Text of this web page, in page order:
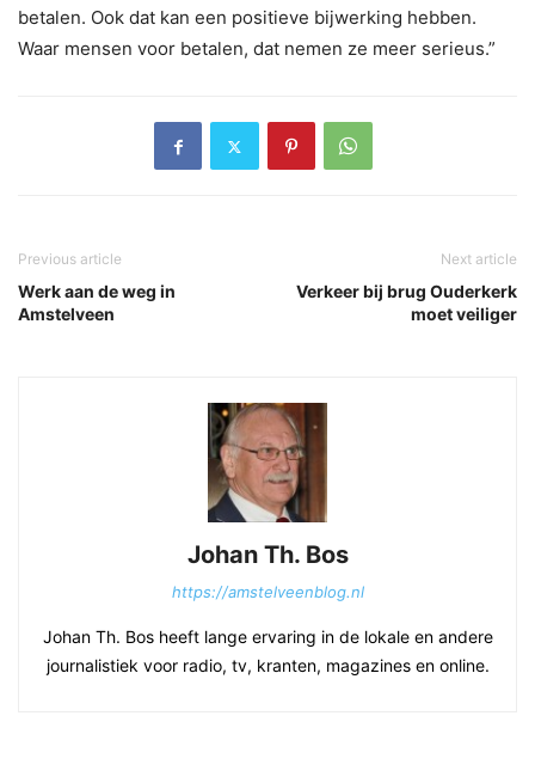
betalen. Ook dat kan een positieve bijwerking hebben.
Waar mensen voor betalen, dat nemen ze meer serieus.”
Previous article
Werk aan de weg in
Amstelveen
Next article
Verkeer bij brug Ouderkerk
moet veiliger
Johan Th. Bos
https://amstelveenblog.nl
Johan Th. Bos heeft lange ervaring in de lokale en andere
journalistiek voor radio, tv, kranten, magazines en online.